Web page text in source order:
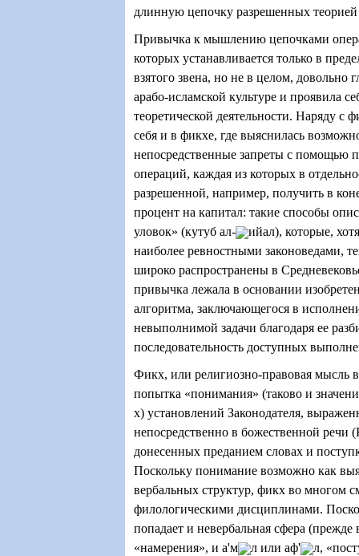
длинную цепочку разрешенных теорией
Привычка к мышлению цепочками
которых устанавливается только в
взятого звена, но не в целом, довольно
арабо-исламской культуре и проявила
теоретической деятельности. Наряду с
себя и в фикхе, где выяснилась
непосредственные запреты с помощью
операций, каждая из которых в
разрешенной, например, получить в
процент на капитал: такие способы
уловок» (кутуб ал-
ийал), которые,
наиболее ревностными законоведами,
широко распространены в
привычка лежала в основании
алгоритма, заключающегося в
невыполнимой задачи благодаря ее
последовательность доступных
Фикх, или религиозно-правовая мысль
попытка «понимания» (таково и
х) установлений Законодателя,
непосредственно в божественной речи
донесенных преданием словах и
Поскольку понимание возможно как
вербальных структур, фикх во многом
филологическими дисциплинами.
попадает и невербальная сфера (прежде
«намерения», и а'м
л или аф'
л,